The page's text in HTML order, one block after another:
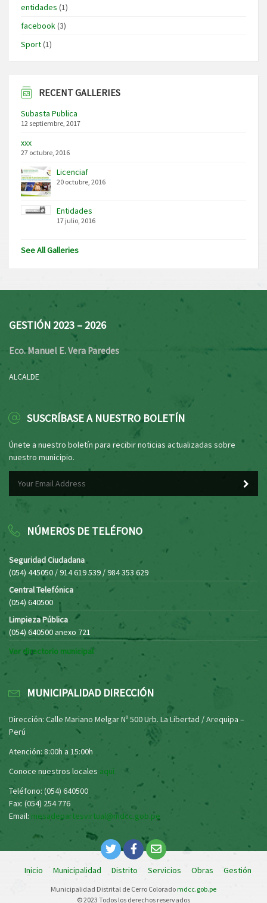
entidades (1)
facebook(3)
Sport(1)
RECENT GALLERIES
Subasta Publica
12 septiembre, 2017
xxx
27 octubre, 2016
Licenciaf
20 octubre, 2016
Entidades
17 julio, 2016
See All Galleries
GESTIÓN 2023 – 2026
Eco. Manuel E. Vera Paredes
ALCALDE
SUSCRÍBASE A NUESTRO BOLETÍN
Únete a nuestro boletín para recibir noticias actualizadas sobre
nuestro municipio.
NÚMEROS DE TELÉFONO
Seguridad Ciudadana
(054) 445050 / 914 619 539 / 984 353 629
Central Telefónica
(054) 640500
Limpieza Pública
(054) 640500 anexo 721
Ver directorio municipal
MUNICIPALIDAD DIRECCIÓN
Dirección: Calle Mariano Melgar Nº 500 Urb. La Libertad / Arequipa –
Perú
Atención: 8:00h a 15:00h
Conoce nuestros locales aquí
Teléfono: (054) 640500
Fax: (054) 254 776
Email: mesadepartesvirtual@mdcc.gob.pe
Inicio Municipalidad Distrito Servicios Obras Gestión
Municipalidad Distrital de Cerro Coloradomdcc.gob.pe
© 2023 Todos los derechos reservados